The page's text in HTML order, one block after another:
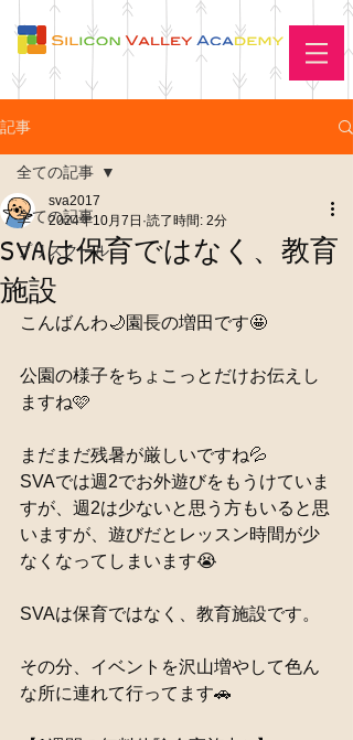
記事
全ての記事
プリスクール
全ての記事
SVAは保育ではなく、教育
施設
sva2017
2024年10月7日 読了時間: 2分
こんばんわ🌙園長の増田です🤩
公園の様子をちょこっとだけお伝えし
ますね🩷
まだまだ残暑が厳しいですね💦
SVAでは週2でお外遊びをもうけていま
すが、週2は少ないと思う方もいると思
いますが、遊びだとレッスン時間が少
なくなってしまいます😭
SVAは保育ではなく、教育施設です。
その分、イベントを沢山増やして色ん
な所に連れて行ってます🚗